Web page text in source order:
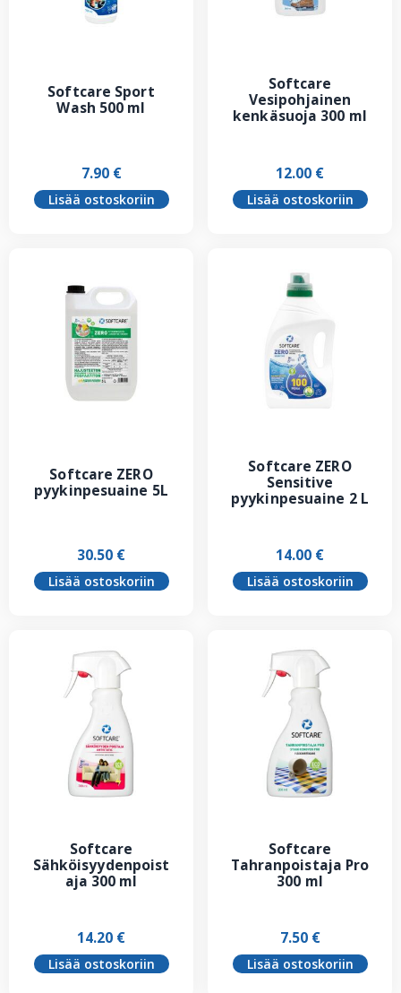
Softcare Sport
Wash 500 ml
7.90 €
Lisää ostoskoriin
Softcare
Vesipohjainen
kenkäsuoja 300 ml
12.00 €
Lisää ostoskoriin
Softcare ZERO
pyykinpesuaine 5L
30.50 €
Lisää ostoskoriin
Softcare ZERO
Sensitive
pyykinpesuaine 2 L
14.00 €
Lisää ostoskoriin
Softcare
Sähköisyydenpoist
aja 300 ml
14.20 €
Lisää ostoskoriin
Softcare
Tahranpoistaja Pro
300 ml
7.50 €
Lisää ostoskoriin